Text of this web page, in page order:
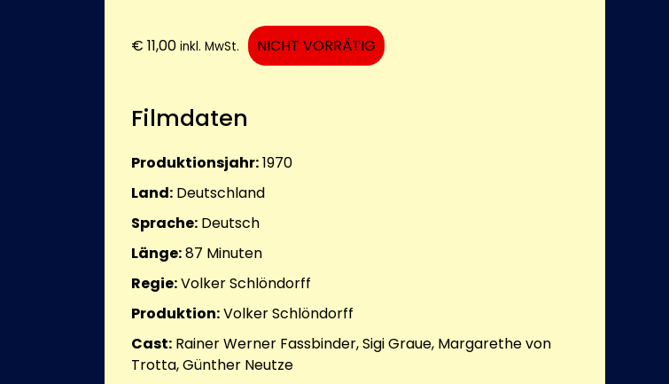
€ 11,00 inkl. MwSt. NICHT VORRÄTIG
Filmdaten
Produktionsjahr:1970
Land: Deutschland
Sprache: Deutsch
Länge:87 Minuten
Regie:Volker Schlöndorff
Produktion:Volker Schlöndorff
Cast: Rainer Werner Fassbinder, Sigi Graue, Margarethe von
Trotta, Günther Neutze